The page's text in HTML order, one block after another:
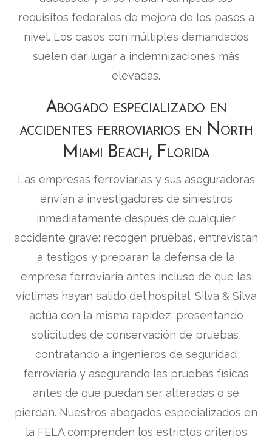
requisitos federales de mejora de los pasos a
nivel. Los casos con múltiples demandados
suelen dar lugar a indemnizaciones más
elevadas.
Abogado especializado en
accidentes ferroviarios en North
Miami Beach, Florida
Las empresas ferroviarias y sus aseguradoras
envían a investigadores de siniestros
inmediatamente después de cualquier
accidente grave: recogen pruebas, entrevistan
a testigos y preparan la defensa de la
empresa ferroviaria antes incluso de que las
víctimas hayan salido del hospital. Silva & Silva
actúa con la misma rapidez, presentando
solicitudes de conservación de pruebas,
contratando a ingenieros de seguridad
ferroviaria y asegurando las pruebas físicas
antes de que puedan ser alteradas o se
pierdan. Nuestros abogados especializados en
la FELA comprenden los estrictos criterios